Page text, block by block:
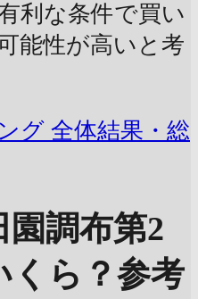
利な条件で買い
能性が高いと考
グ 全体結果・総
園調布第2
ら？参考